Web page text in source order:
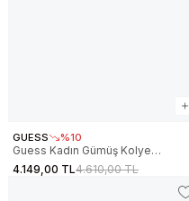
GUESS %10
Guess Kadın Gümüş Kolye
JGUJUBN06013JWRHTU
4.149,00 TL4.610,00 TL